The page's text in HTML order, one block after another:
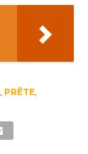
PRÊTE,